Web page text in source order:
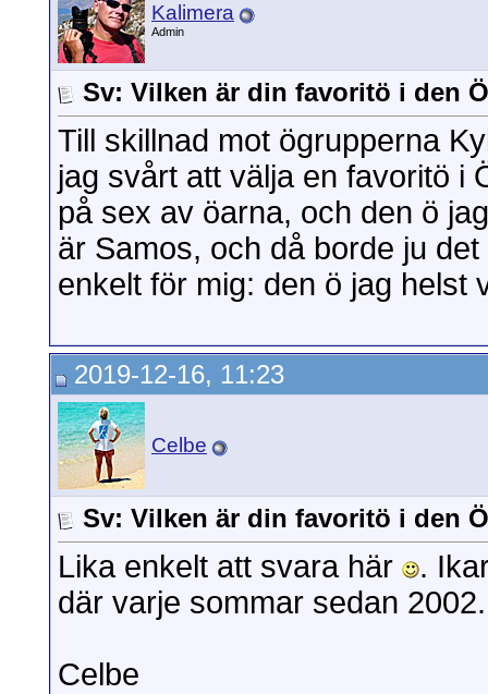
Kalimera
Admin
Sv: Vilken är din favoritö i den
Till skillnad mot ögrupperna
jag svårt att välja en favoritö i
på sex av öarna, och den ö
är Samos, och då borde ju
enkelt för mig: den ö jag
2019-12-16, 11:23
Celbe
Sv: Vilken är din favoritö i den
Lika enkelt att svara här
.
där varje sommar sedan 2002.
Celbe